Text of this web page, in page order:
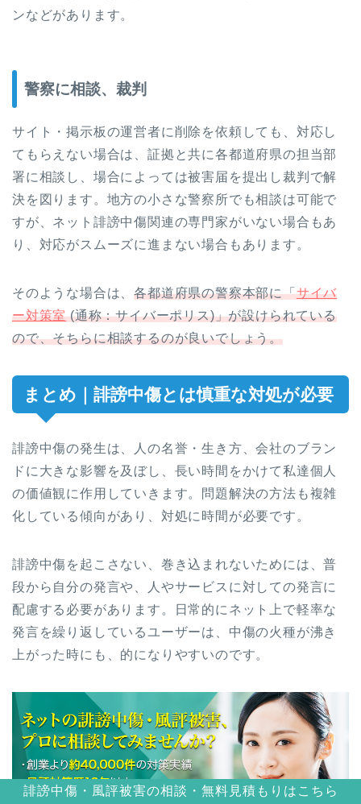
ンなどがあります。
警察に相談、裁判
サイト・掲示板の運営者に削除を依頼しても、対応し
てもらえない場合は、証拠と共に各都道府県の担当部
署に相談し、場合によっては被害届を提出し裁判で解
決を図ります。地方の小さな警察所でも相談は可能で
すが、ネット誹謗中傷関連の専門家がいない場合もあ
り、対応がスムーズに進まない場合もあります。
そのような場合は、各都道府県の警察本部に「サイバ
ー対策室(通称：サイバーポリス)」が設けられている
ので、そちらに相談するのが良いでしょう。
まとめ｜誹謗中傷とは慎重な対処が必要
誹謗中傷の発生は、人の名誉・生き方、会社のブラン
ドに大きな影響を及ぼし、長い時間をかけて私達個人
の価値観に作用していきます。問題解決の方法も複雑
化している傾向があり、対処に時間が必要です。
誹謗中傷を起こさない、巻き込まれないためには、普
段から自分の発言や、人やサービスに対しての発言に
配慮する必要があります。日常的にネット上で軽率な
発言を繰り返しているユーザーは、中傷の火種が沸き
上がった時にも、的になりやすいのです。
誹謗中傷・風評被害の相談・無料見積もりはこちら